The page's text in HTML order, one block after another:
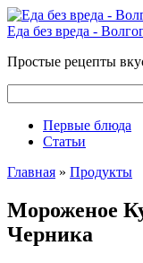
Перейти
к
Еда без вреда -
Простые рецепты
Первые блюда
Статьи
Главная » Продукты
Мороженое
Черника